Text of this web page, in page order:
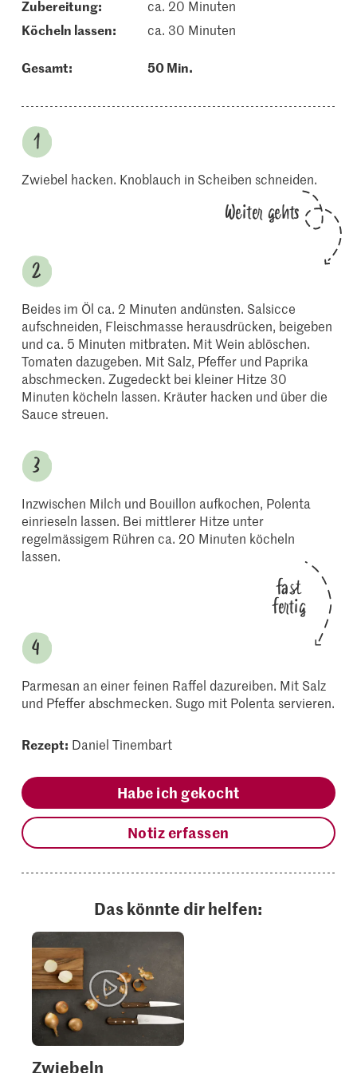
Zubereitung:
ca. 20 Minuten
köcheln lassen:
ca. 30 Minuten
Gesamt: 50 Min.
Zwiebel hacken. Knoblauch in Scheiben schneiden.
Weiter gehts
Beides im Öl ca. 2 Minuten andünsten. Salsicce
aufschneiden, Fleischmasse herausdrücken, beigeben
und ca. 5 Minuten mitbraten. Mit Wein ablöschen.
Tomaten dazugeben. Mit Salz, Pfeffer und Paprika
abschmecken. Zugedeckt bei kleiner Hitze 30
Minuten köcheln lassen. Kräuter hacken und über die
Sauce streuen.
Inzwischen Milch und Bouillon aufkochen, Polenta
einrieseln lassen. Bei mittlerer Hitze unter
regelmässigem Rühren ca. 20 Minuten köcheln
lassen.
fast
fertig
Parmesan an einer feinen Raffel dazureiben. Mit Salz
und Pfeffer abschmecken. Sugo mit Polenta servieren.
Rezept: Daniel Tinembart
Habe ich gekocht
Notiz erfassen
Das könnte dir helfen:
Zwiebeln